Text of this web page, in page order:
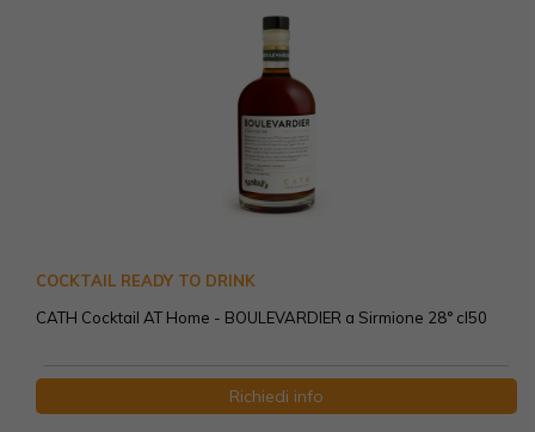
COCKTAIL READY TO DRINK
CATH Cocktail AT Home - BOULEVARDIER a Sirmione 28° cl50
Richiedi info